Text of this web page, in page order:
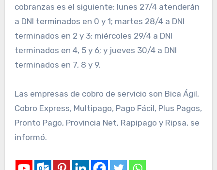
cobranzas es el siguiente: lunes 27/4 atenderán
a DNI terminados en 0 y 1; martes 28/4 a DNI
terminados en 2 y 3; miércoles 29/4 a DNI
terminados en 4, 5 y 6; y jueves 30/4 a DNI
terminados en 7, 8 y 9.
Las empresas de cobro de servicio son Bica Ágil,
Cobro Express, Multipago, Pago Fácil, Plus Pagos,
Pronto Pago, Provincia Net, Rapipago y Ripsa, se
informó.